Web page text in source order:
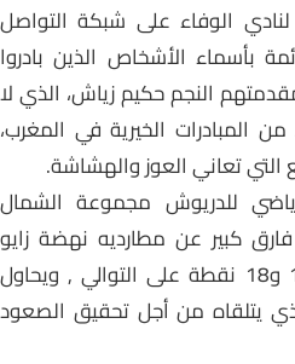
الوفاء على شبكة التواصل
بأسماء الأشخاص الذين بادروا
النجم حكيم زياش، الذي لا
الخيرية في المغرب،
تعاني العوز والهشاشة.
للدريوش مجموعة الشمال
نقطة فارق كبير عن مطارديه نهضة زايو
وحسنية جرسيف برصيد 19 و18 نقطة على التوالي , ويحاول
يتلقاه من أجل تحقيق الصعود